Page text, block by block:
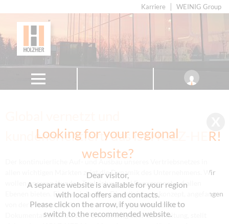
Karriere WEINIG Group
Looking for your regional
website?
Dear visitor,
A separate website is available for your region
with local offers and contacts.
Please click on the arrow, if you would like to
switch to the recommended website.
kundenorientiert: das ist HOLZ-HER!
allen wichtigen Märkten zeigt die Dynamik des Unternehmens. Wir
wollen unseren Kunden Topleistung und Engagement auf allen
Ebenen bieten. Ein durchdachtes Dienstleistungskonzept, angefangen
von der professionellen Beratung, über länderspezifische
Dokumentationen bis zur Fernwartung über Datenleitung, stellt